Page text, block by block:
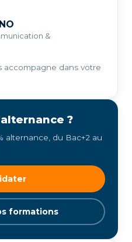
&
accompagne dans votre
?
alternance, du Bac+2 au
formations